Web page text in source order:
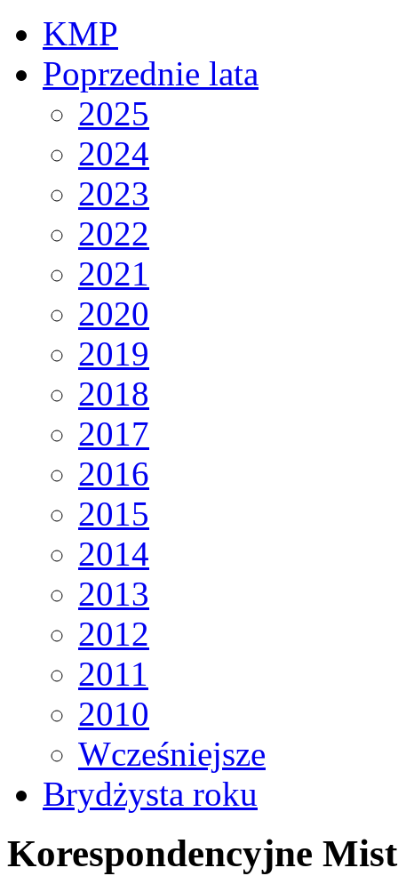
KMP
Poprzednie lata
2025
2024
2023
2022
2021
2020
2019
2018
2017
2016
2015
2014
2013
2012
2011
2010
Wcześniejsze
Brydżysta roku
Korespondencyjne